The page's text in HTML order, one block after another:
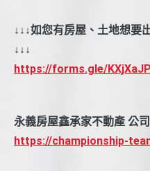
↓↓↓如您有房屋、土地想要
↓↓↓
https://forms.gle/
永義房屋鑫承家不動產 公
https://championship-